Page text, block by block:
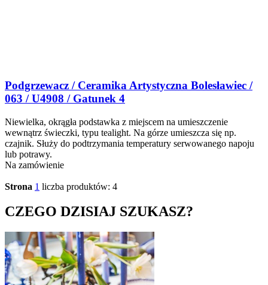
Podgrzewacz / Ceramika Artystyczna Bolesławiec /
063 / U4908 / Gatunek 4
Niewielka, okrągła podstawka z miejscem na umieszczenie
wewnątrz świeczki, typu tealight. Na górze umieszcza się np.
czajnik. Służy do podtrzymania temperatury serwowanego napoju
lub potrawy.
Na zamówienie
Strona 1 liczba produktów: 4
CZEGO DZISIAJ SZUKASZ?